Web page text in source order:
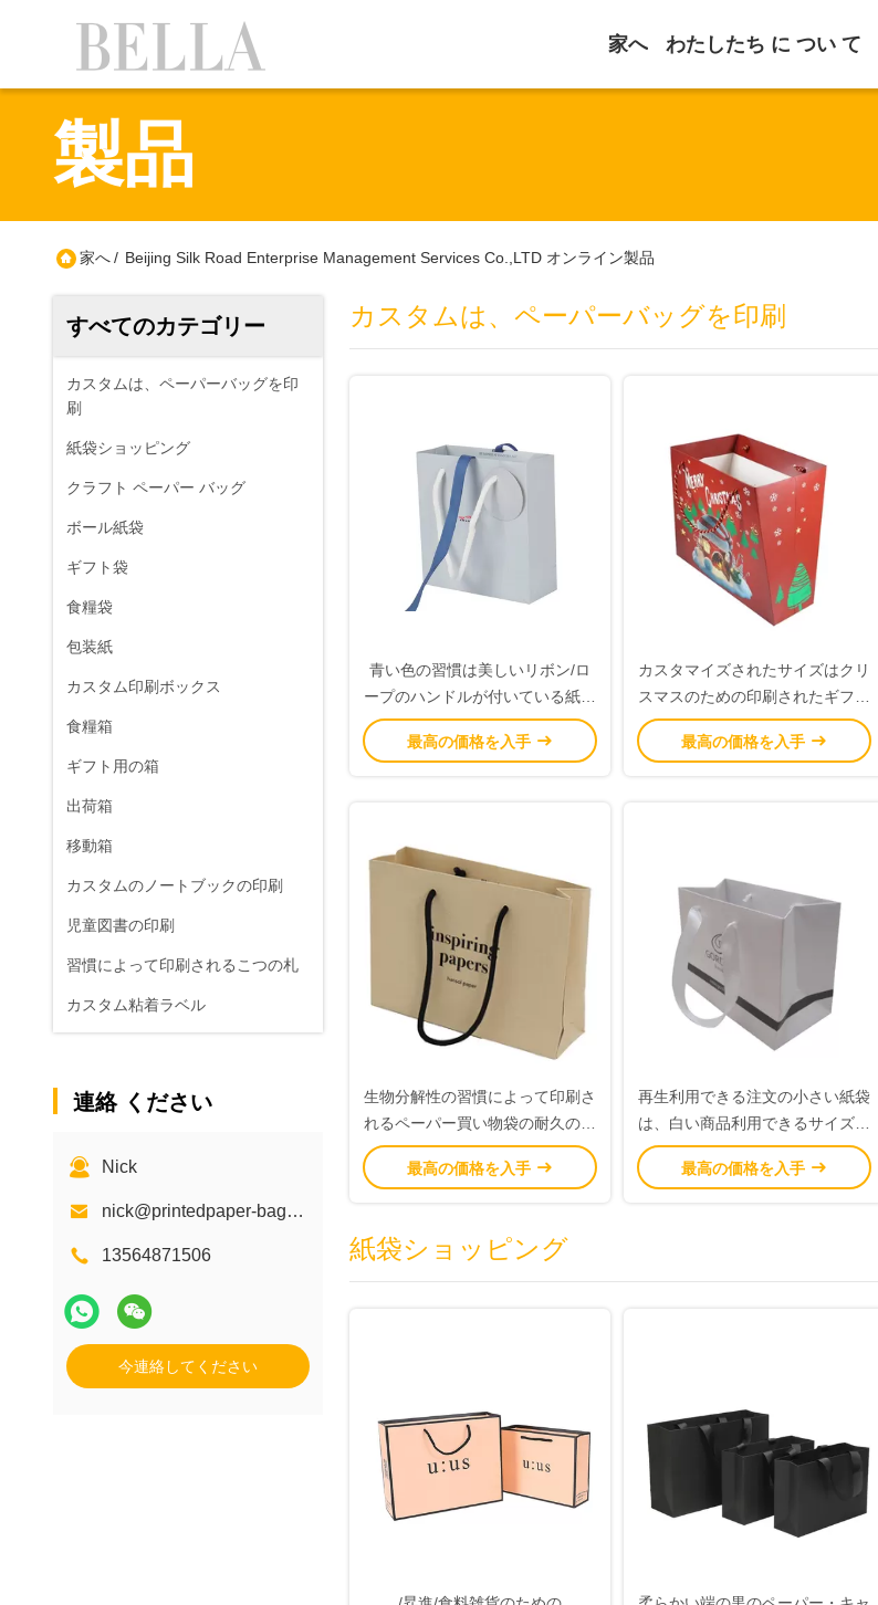
家へ わたしたち に つい て
製品
家へ/ Beijing Silk Road Enterprise Management Services Co.,LTD オンライン製品
すべてのカテゴリー
カスタムは、ペーパーバッグを印
刷
紙袋ショッピング
クラフト ペーパー バッグ
ボール紙袋
ギフト袋
食糧袋
包装紙
カスタム印刷ボックス
食糧箱
ギフト用の箱
出荷箱
移動箱
カスタムのノートブックの印刷
児童図書の印刷
習慣によって印刷されるこつの札
カスタム粘着ラベル
連絡 ください
Nick
nick@printedpaper-bags.com
13564871506
今連絡してください
カスタムは、ペーパーバッグを印刷
青い色の習慣は美しいリボン/ロ
ープのハンドルが付いている紙袋
を印刷しました
最高の価格を入手
カスタマイズされたサイズはクリ
スマスのための印刷されたギフト
袋の塗被紙材料を個人化しました
最高の価格を入手
生物分解性の習慣によって印刷さ
れるペーパー買い物袋の耐久のク
ラフト紙材料
最高の価格を入手
再生利用できる注文の小さい紙袋
は、白い商品利用できるサイズを
袋に入れます
最高の価格を入手
紙袋ショッピング